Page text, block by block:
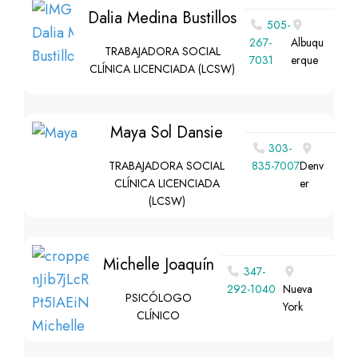
Dalia Medina Bustillos
TRABAJADORA SOCIAL
CLÍNICA LICENCIADA (LCSW)
505-
267-
7031
Albuqu
erque
Maya Sol Dansie
TRABAJADORA SOCIAL
CLÍNICA LICENCIADA
(LCSW)
303-
835-7007Denv
er
Michelle Joaquín
PSICÓLOGO
CLÍNICO
347-
292-1040 Nueva
York